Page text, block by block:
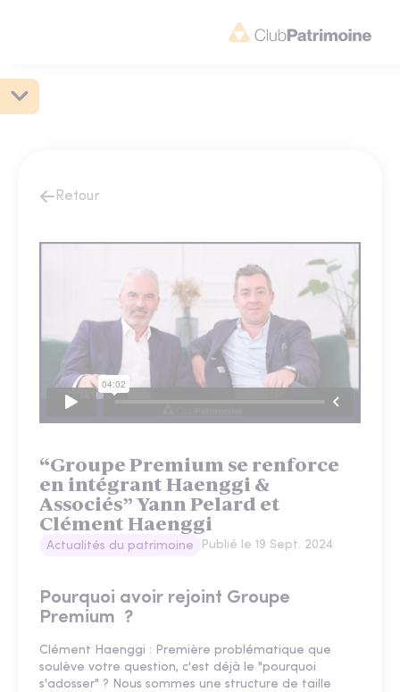
Retour
“Groupe Premium se renforce
en intégrant Haenggi &
Associés” Yann Pelard et
Clément Haenggi
Actualités du patrimoine Publié le 19 Sept. 2024
Pourquoi avoir rejoint Groupe
Premium ?
Clément Haenggi : Première problématique que
soulève votre question, c'est déjà le "pourquoi
s'adosser" ? Nous sommes une structure de taille